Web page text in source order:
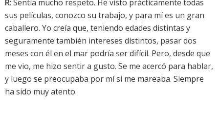
R: Sentía mucho respeto. He visto prácticamente todas
sus películas, conozco su trabajo, y para mí es un gran
caballero. Yo creía que, teniendo edades distintas y
seguramente también intereses distintos, pasar dos
meses con él en el mar podría ser difícil. Pero, desde que
me vio, me hizo sentir a gusto. Se me acercó para hablar,
y luego se preocupaba por mí si me mareaba. Siempre
ha sido muy atento.